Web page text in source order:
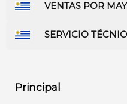
VENTAS POR
SERVICIO
Principal